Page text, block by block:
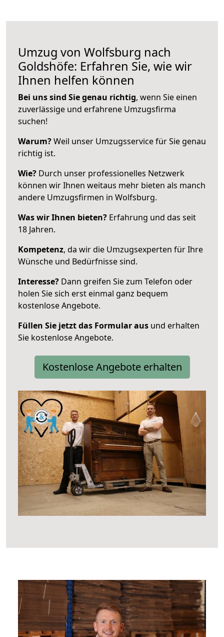
Umzug von Wolfsburg nach
Goldshöfe: Erfahren Sie, wie wir
Ihnen helfen können
Bei uns sind Sie genau richtig, wenn Sie einen
zuverlässige und erfahrene Umzugsfirma
suchen!
Warum?Weil unser Umzugsservice für Sie genau
richtig ist.
Wie? Durch unser professionelles Netzwerk
können wir Ihnen weitaus mehr bieten als manch
andere Umzugsfirmen in Wolfsburg.
Was wir Ihnen bieten? Erfahrung und das seit
18 Jahren.
Kompetenz, da wir die Umzugsexperten für Ihre
Wünsche und Bedürfnisse sind.
Interesse? Dann greifen Sie zum Telefon oder
holen Sie sich erst einmal ganz bequem
kostenlose Angebote.
Füllen Sie jetzt das Formular aus und erhalten
Sie kostenlose Angebote.
Kostenlose Angebote erhalten